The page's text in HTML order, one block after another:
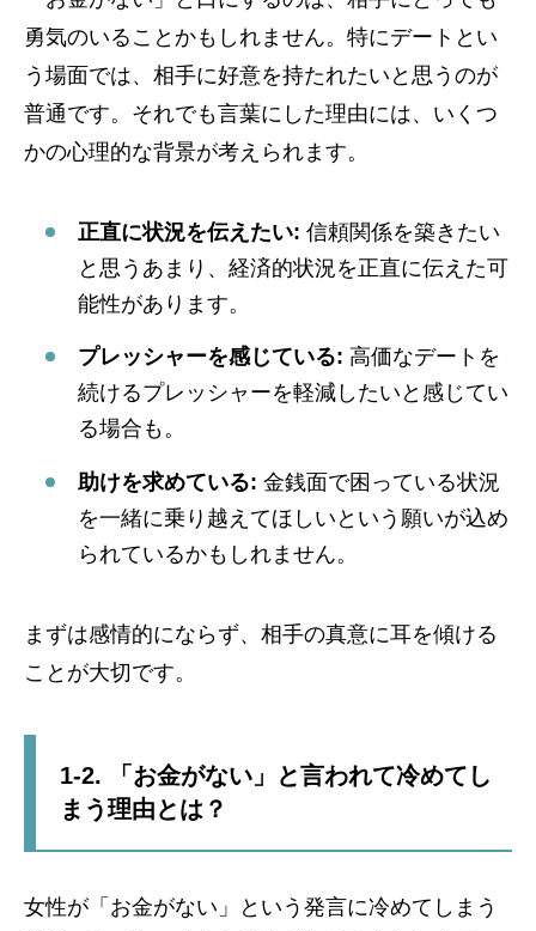
勇気のいることかもしれません。特にデートとい
う場面では、相手に好意を持たれたいと思うのが
普通です。それでも言葉にした理由には、いくつ
かの心理的な背景が考えられます。
正直に状況を伝えたい: 信頼関係を築きたい
と思うあまり、経済的状況を正直に伝えた可
能性があります。
プレッシャーを感じている: 高価なデートを
続けるプレッシャーを軽減したいと感じてい
る場合も。
助けを求めている: 金銭面で困っている状況
を一緒に乗り越えてほしいという願いが込め
られているかもしれません。
まずは感情的にならず、相手の真意に耳を傾ける
ことが大切です。
1-2. 「お金がない」と言われて冷めてし
まう理由とは？
女性が「お金がない」という発言に冷めてしまう